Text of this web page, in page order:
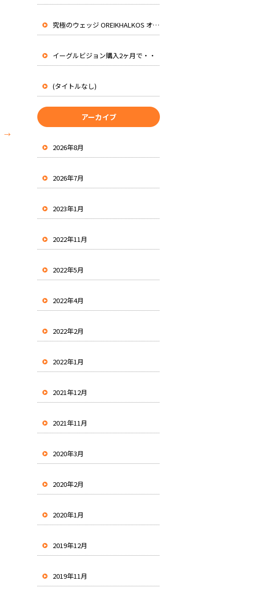
→
究極のウェッジ OREIKHALKOS オレイカルコス
イーグルビジョン購入2ヶ月で・・
(タイトルなし)
アーカイブ
2026年8月
2026年7月
2023年1月
2022年11月
2022年5月
2022年4月
2022年2月
2022年1月
2021年12月
2021年11月
2020年3月
2020年2月
2020年1月
2019年12月
2019年11月